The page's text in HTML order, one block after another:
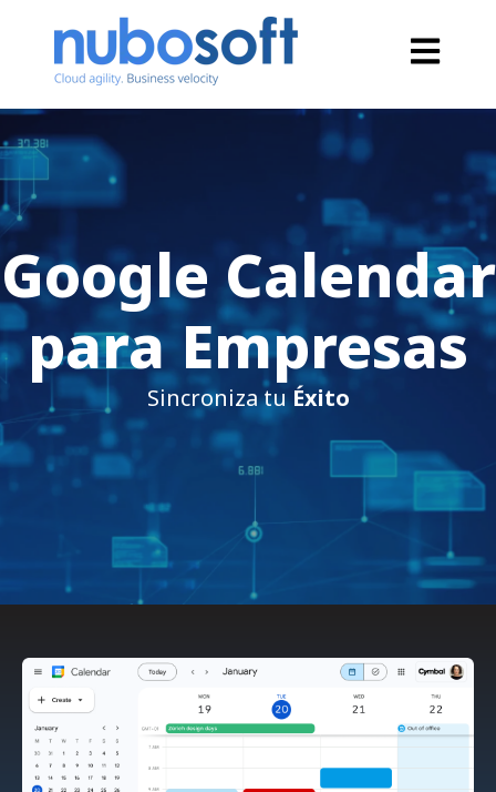
Open
Google Calendar
para Empresas
Sincroniza tuÉxito